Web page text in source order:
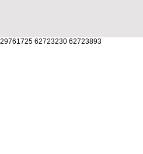
29761725 62723230 62723893